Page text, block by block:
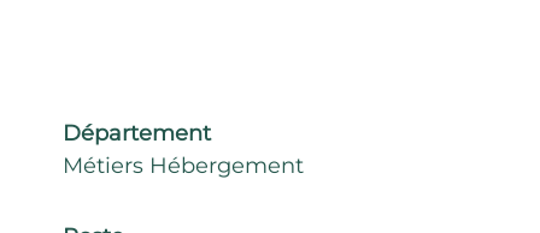
Département
Métiers Hébergement